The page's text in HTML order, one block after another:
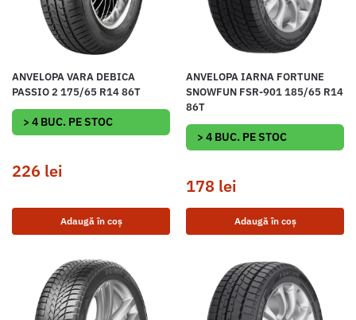
ANVELOPA VARA DEBICA
PASSIO 2 175/65 R14 86T
> 4 BUC. PE STOC
226 lei
Adaugă în coș
ANVELOPA IARNA FORTUNE
SNOWFUN FSR-901 185/65 R14
86T
> 4 BUC. PE STOC
178 lei
Adaugă în coș